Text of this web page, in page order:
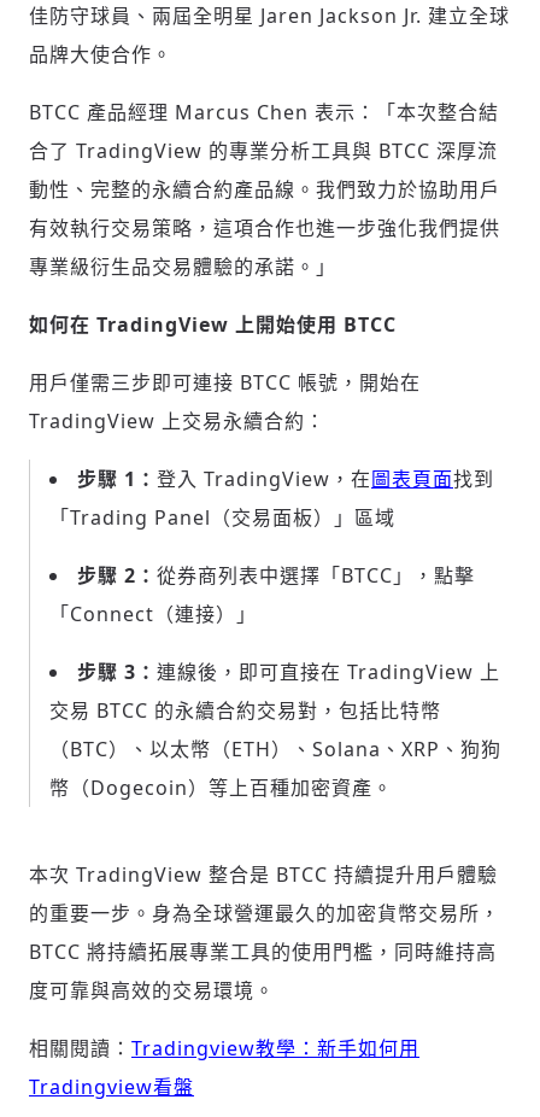
登入或註冊
歡迎您加入《旭時報》
參與下一波全球科技革命
輸入 Email 驗證碼
請輸入發送到 的驗證碼
(十分鐘內有效)
佳防守球員、兩屆全明星 Jaren Jackson Jr. 建立全球
品牌大使合作。
BTCC 產品經理 Marcus Chen 表示：「本次整合結
合了 TradingView 的專業分析工具與 BTCC 深厚流
動性、完整的永續合約產品線。我們致力於協助用戶
有效執行交易策略，這項合作也進一步強化我們提供
專業級衍生品交易體驗的承諾。」
如何在 TradingView 上開始使用 BTCC
用戶僅需三步即可連接 BTCC 帳號，開始在
TradingView 上交易永續合約：
步驟 1： 登入 TradingView，在圖表頁面找到
「Trading Panel（交易面板）」區域
步驟 2： 從券商列表中選擇「BTCC」，點擊
「Connect（連接）」
步驟 3： 連線後，即可直接在 TradingView 上
交易 BTCC 的永續合約交易對，包括比特幣
（BTC）、以太幣（ETH）、Solana、XRP、狗狗
幣（Dogecoin）等上百種加密資產。
本次 TradingView 整合是 BTCC 持續提升用戶體驗
的重要一步。身為全球營運最久的加密貨幣交易所，
BTCC 將持續拓展專業工具的使用門檻，同時維持高
度可靠與高效的交易環境。
相關閱讀： Tradingview教學：新手如何用
Tradingview看盤